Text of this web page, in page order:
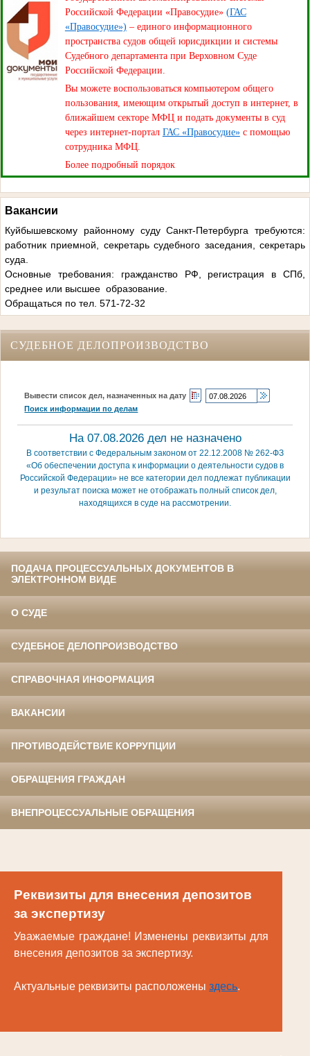
Российской Федерации «Правосудие» (ГАС
«Правосудие») – единого информационного
пространства судов общей юрисдикции и системы
Судебного департамента при Верховном Суде
Российской Федерации.
Вы можете воспользоваться компьютером общего
пользования, имеющим открытый доступ в интернет, в
ближайшем секторе МФЦ и подать документы в суд
через интернет-портал ГАС «Правосудие»с помощью
сотрудника МФЦ.
Более подробный порядок
Вакансии
Куйбышевскому районному суду Санкт-Петербурга требуются:
работник приемной, секретарь судебного заседания, секретарь
суда.
Основные требования: гражданство РФ, регистрация в СПб,
среднее или высшее образование.
Обращаться по тел. 571-72-32
СУДЕБНОЕ ДЕЛОПРОИЗВОДСТВО
Вывести список дел, назначенных на дату
Поиск информации по делам
На 07.08.2026 дел не назначено
В соответствии с Федеральным законом от 22.12.2008 № 262-ФЗ
«Об обеспечении доступа к информации о деятельности судов в
Российской Федерации» не все категории дел подлежат публикации
и результат поиска может не отображать полный список дел,
находящихся в суде на рассмотрении.
ПОДАЧА ПРОЦЕССУАЛЬНЫХ ДОКУМЕНТОВ В
ЭЛЕКТРОННОМ ВИДЕ
О СУДЕ
СУДЕБНОЕ ДЕЛОПРОИЗВОДСТВО
СПРАВОЧНАЯ ИНФОРМАЦИЯ
ВАКАНСИИ
ПРОТИВОДЕЙСТВИЕ КОРРУПЦИИ
ОБРАЩЕНИЯ ГРАЖДАН
ВНЕПРОЦЕССУАЛЬНЫЕ ОБРАЩЕНИЯ
Реквизиты для внесения депозитов
за экспертизу
Уважаемые граждане! Изменены реквизиты для
внесения депозитов за экспертизу.
Актуальные реквизиты расположеныздесь.